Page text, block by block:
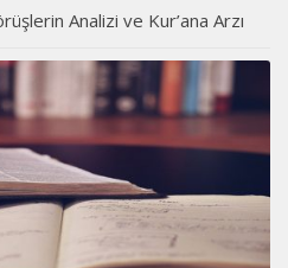
Analizi ve Kur’ana Arzı